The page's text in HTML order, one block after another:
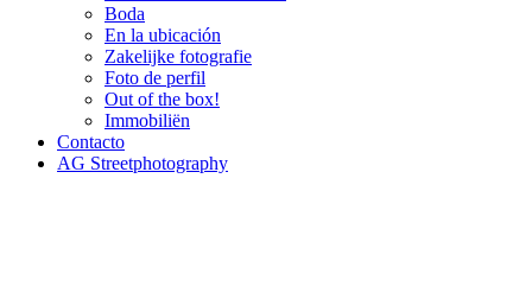
Boda
En la ubicación
Zakelijke fotografie
Foto de perfil
Out of the box!
Immobiliën
Contacto
AG Streetphotography